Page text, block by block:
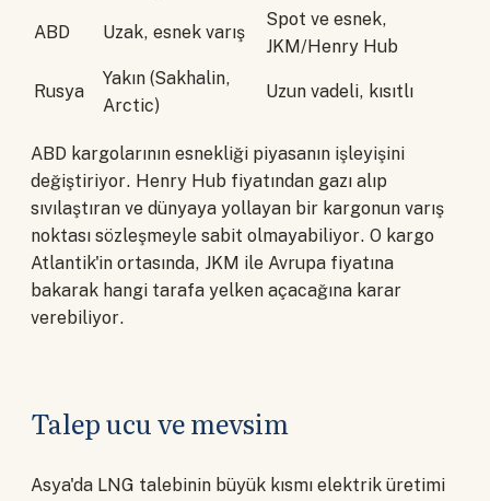
ABD Uzak, esnek varış
Spot ve esnek,
JKM/Henry Hub
Rusya
Yakın (Sakhalin,
Arctic)
Uzun vadeli, kısıtlı
ABD kargolarının esnekliği piyasanın işleyişini
değiştiriyor. Henry Hub fiyatından gazı alıp
sıvılaştıran ve dünyaya yollayan bir kargonun varış
noktası sözleşmeyle sabit olmayabiliyor. O kargo
Atlantik'in ortasında, JKM ile Avrupa fiyatına
bakarak hangi tarafa yelken açacağına karar
verebiliyor.
Talep ucu ve mevsim
Asya'da LNG talebinin büyük kısmı elektrik üretimi